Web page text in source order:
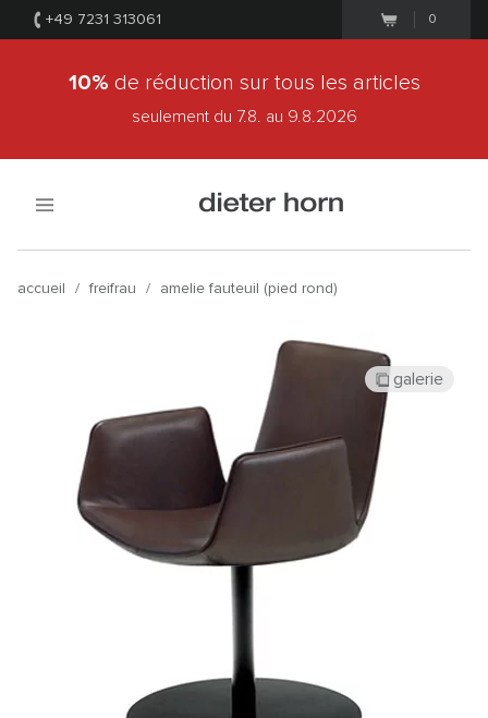
+49 7231 313061 0
10% de réduction sur tous les articles
seulement du 7.8. au 9.8.2026
accueil / freifrau / amelie fauteuil (pied rond)
galerie